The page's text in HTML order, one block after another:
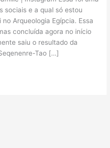
sociais e a qual só estou
Arqueologia Egípcia. Essa
concluída agora no início
saiu o resultado da
Tao […]